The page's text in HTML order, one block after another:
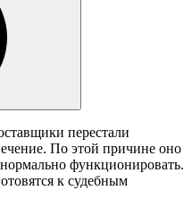
перестали
По этой причине оно
функционировать.
к судебным